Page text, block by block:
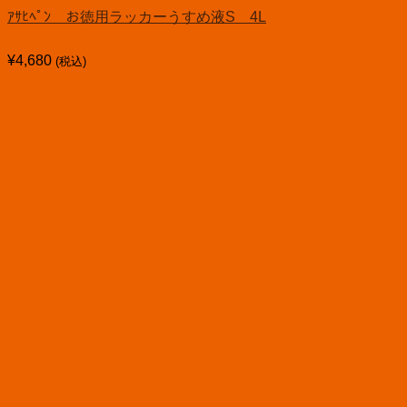
ｱｻﾋﾍﾟﾝ お徳用ラッカーうすめ液S 4L
¥4,680 (税込)